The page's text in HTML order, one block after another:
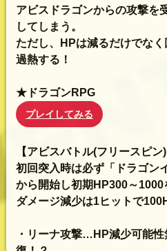
アビスドラゴンからの攻撃を
してしまう。
ただし、HPは減るだけでな
過熱する！
★ドラゴンRPG
プレイしてみる
【アビスバトル(フリースピン
初回突入時は必ず「ドラゴン
から開始し初期HP300～1000
ダメージ減少は1ヒットで
・リーナ攻撃…HP減少可能